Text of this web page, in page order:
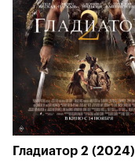
Гладиатор 2 (2024)